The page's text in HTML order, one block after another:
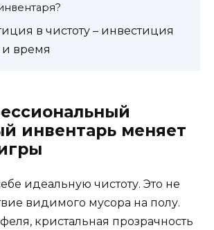
в чистоту – инвестиция
время
инвентарь меняет
идеальную чистоту. Это не
видимого мусора на полу.
кристальная прозрачность